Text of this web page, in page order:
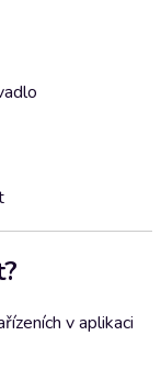
v aplikaci